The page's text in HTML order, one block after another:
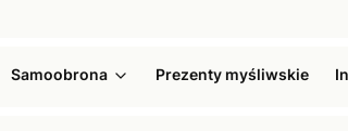
Samoobrona Prezenty myśliwskie